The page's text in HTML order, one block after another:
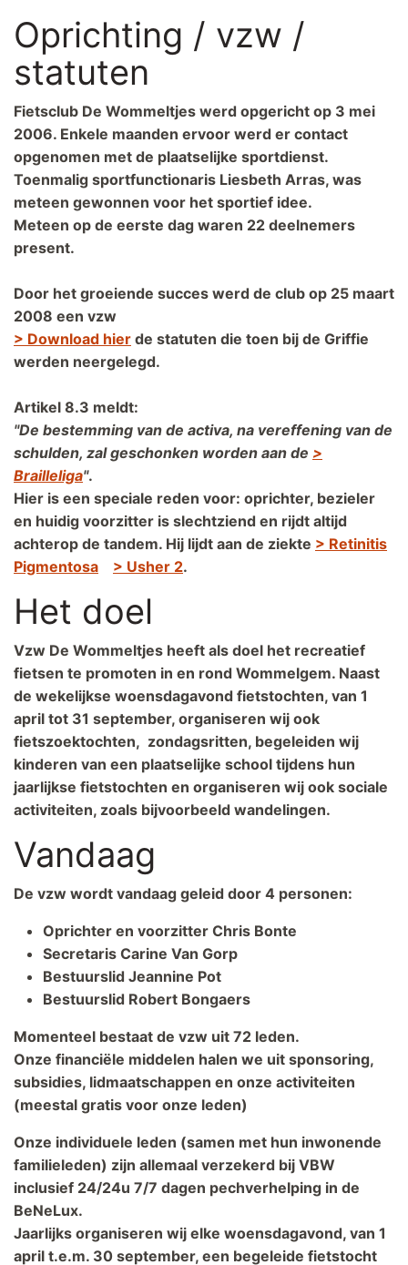
Oprichting / vzw /
statuten
Fietsclub De Wommeltjes werd opgericht op 3 mei
2006. Enkele maanden ervoor werd er contact
opgenomen met de plaatselijke sportdienst.
Toenmalig sportfunctionaris Liesbeth Arras, was
meteen gewonnen voor het sportief idee.
Meteen op de eerste dag waren 22 deelnemers
present.
Door het groeiende succes werd de club op 25 maart
2008 een vzw
> Download hier de statuten die toen bij de Griffie
werden neergelegd.
Artikel 8.3 meldt:
"De bestemming van de activa, na vereffening van de
schulden, zal geschonken worden aan de >
Brailleliga".
Hier is een speciale reden voor: oprichter, bezieler
en huidig voorzitter is slechtziend en rijdt altijd
achterop de tandem. Hij lijdt aan de ziekte > Retinitis
Pigmentosa
> Usher 2.
Het doel
Vzw De Wommeltjes heeft als doel het recreatief
fietsen te promoten in en rond Wommelgem. Naast
de wekelijkse woensdagavond fietstochten, van 1
april tot 31 september, organiseren wij ook
fietszoektochten, zondagsritten, begeleiden wij
kinderen van een plaatselijke school tijdens hun
jaarlijkse fietstochten en organiseren wij ook sociale
activiteiten, zoals bijvoorbeeld wandelingen.
Vandaag
De vzw wordt vandaag geleid door 4 personen:
Oprichter en voorzitter Chris Bonte
Secretaris Carine Van Gorp
Bestuurslid Jeannine Pot
Bestuurslid Robert Bongaers
Momenteel bestaat de vzw uit 72 leden.
Onze financiële middelen halen we uit sponsoring,
subsidies, lidmaatschappen en onze activiteiten
(meestal gratis voor onze leden)
Onze individuele leden (samen met hun inwonende
familieleden) zijn allemaal verzekerd bij VBW
inclusief 24/24u 7/7 dagen pechverhelping in de
BeNeLux.
Jaarlijks organiseren wij elke woensdagavond, van 1
april t.e.m. 30 september, een begeleide fietstocht